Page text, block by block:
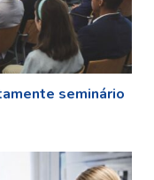
seminário